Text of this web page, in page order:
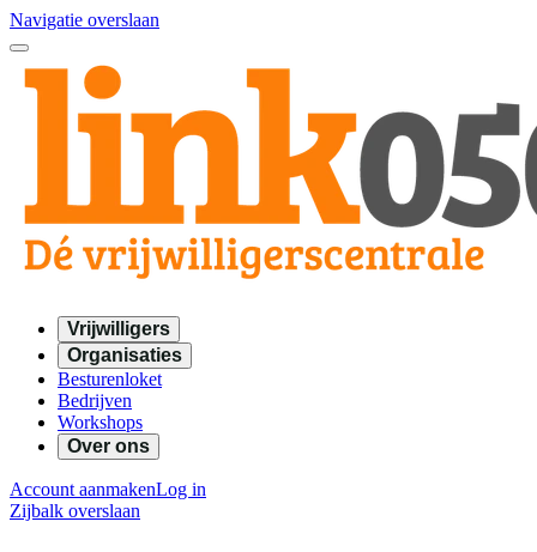
Navigatie overslaan
Vrijwilligers
Organisaties
Besturenloket
Bedrijven
Workshops
Over ons
Account aanmakenLog in
Zijbalk overslaan